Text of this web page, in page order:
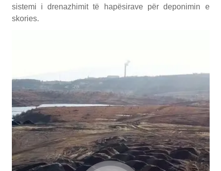
sistemi i drenazhimit të hapësirave për deponimin e
skories.